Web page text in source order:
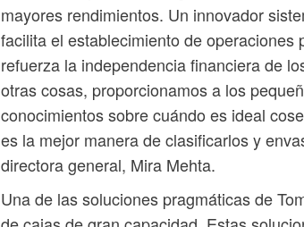
mayores rendimientos. Un innovador
facilita el establecimiento de operaciones
refuerza la independencia financiera de
otras cosas, proporcionamos a los
conocimientos sobre cuándo es ideal
es la mejor manera de clasificarlos y
directora general, Mira Mehta.
Una de las soluciones pragmáticas de